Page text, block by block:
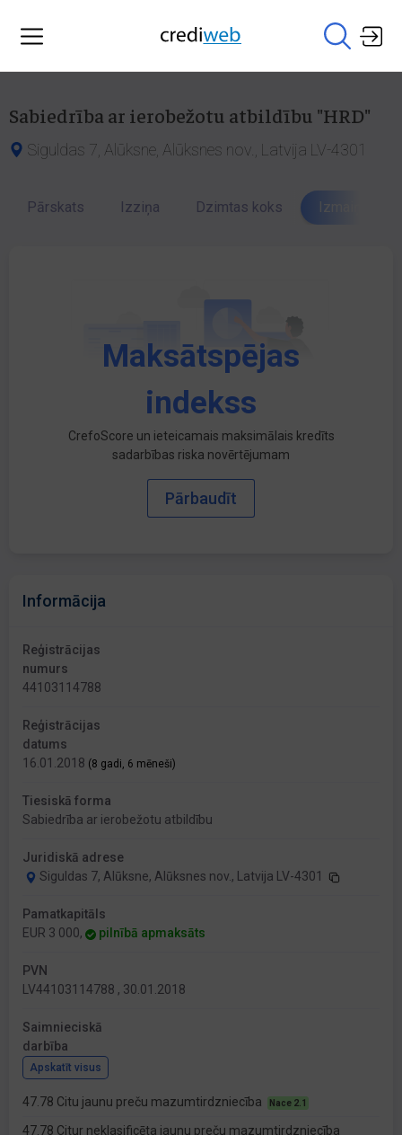
Sabiedrība ar ierobežotu atbildību "HRD"
Siguldas 7, Alūksne, Alūksnes nov., Latvija LV-4301
Pārskats Izziņa Dzimtas koks Izmaiņu
Maksātspējas
indekss
CrefoScore un ieteicamais maksimālais kredīts
sadarbības riska novērtējumam
Pārbaudīt
Informācija
Reģistrācijas
numurs
44103114788
Reģistrācijas
datums
16.01.2018 (8 gadi, 6 mēneši)
Tiesiskā forma
Sabiedrība ar ierobežotu atbildību
Juridiskā adrese
Siguldas 7, Alūksne, Alūksnes nov., Latvija LV-4301
Pamatkapitāls
EUR 3 000,
pilnībā apmaksāts
PVN
LV44103114788 , 30.01.2018
Saimnieciskā
darbība
Apskatīt visus
47.78 Citu jaunu preču mazumtirdzniecība Nace 2.1
47.78 Citur neklasificēta jaunu preču mazumtirdzniecība